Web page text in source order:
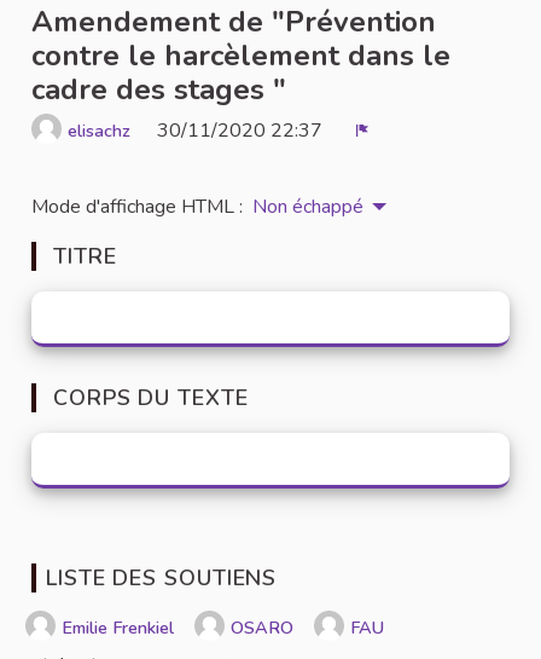
Amendement de "Prévention
contre le harcèlement dans le
cadre des stages "
elisachz 30/11/2020 22:37
Mode d'affichage HTML : Non échappé
TITRE
CORPS DU TEXTE
LISTE DES SOUTIENS
Emilie Frenkiel OSARO FAU